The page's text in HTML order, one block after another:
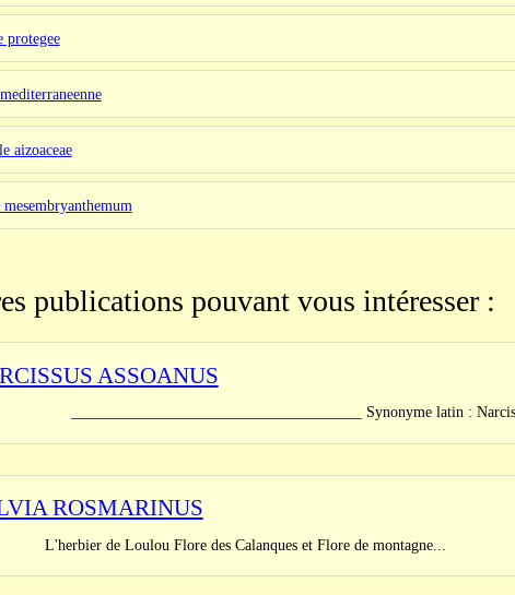
protegee
aizoaceae
mesembryanthemum
publications pouvant vous intéresser :
ASSOANUS
Synonyme latin :
ROSMARINUS
de Loulou Flore des Calanques et Flore de montagne...